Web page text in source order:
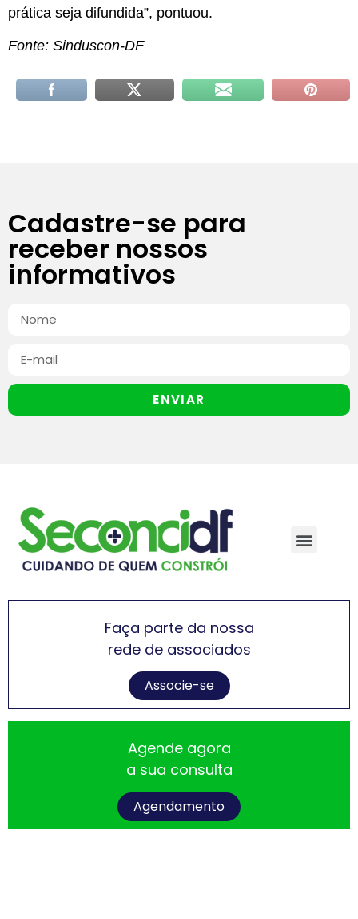
prática seja difundida”, pontuou.
Fonte: Sinduscon-DF
Cadastre-se para
receber nossos
informativos
ENVIAR
Faça parte da nossa
rede de associados
Associe-se
Agende agora
a sua consulta
Agendamento